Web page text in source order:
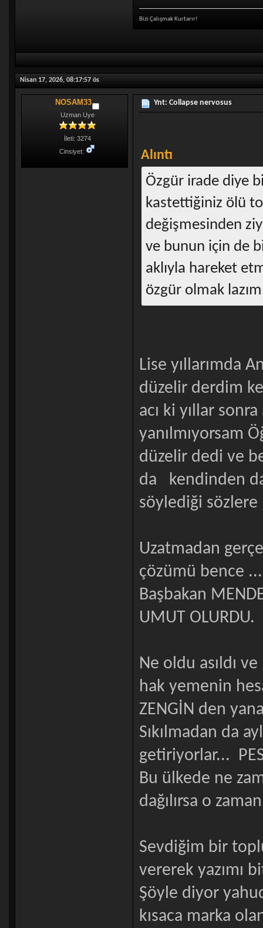
Bizi Çalışmak Kurtarır!
Nisan 17, 2026, 08:17:57 ös
NOSAM33
Uzman Uye
İleti: 3274
Cinsiyet:
Ynt: Collapse nervosus
Alıntı
Özgür irade diye
kastettiğiniz ölü
değişmesinden
ve bunun için de
aklıyla hareket
özgür olmak
Lise yıllarımda
düzelir derdim
acı ki yıllar
yanılmıyorsam
düzelir dedi ve
da kendinden
söylediği
Uzatmadan
çözümü bence ...
Başbakan
UMUT OLURDU.
Ne oldu asıldı
hak yemenin
ZENGİN den
Sıkılmadan da
getiriyorlar...
Bu ülkede ne
dağılırsa o
Sevdiğim bir
vererek yazımı
Şöyle diyor
kısaca marka